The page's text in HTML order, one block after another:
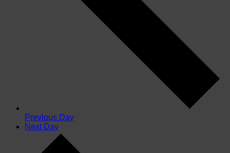
Previous Day
Next Day